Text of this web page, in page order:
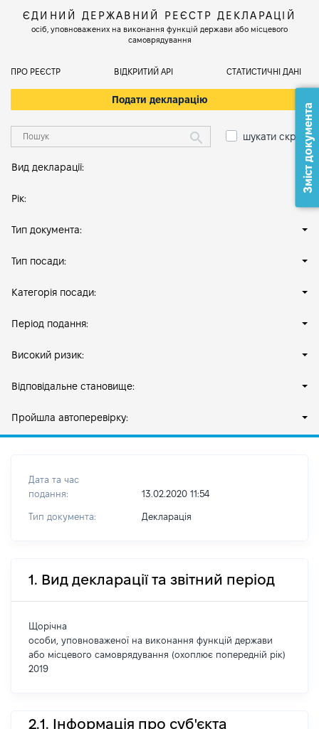
ЄДИНИЙ ДЕРЖАВНИЙ РЕЄСТР ДЕКЛАРАЦІЙ
осіб, уповноважених на виконання функцій держави або місцевого
самоврядування
ПРО РЕЄСТР ВІДКРИТИЙ АРІ СТАТИСТИЧНІ ДАНІ
Подати декларацію
шукати скрізь
Вид декларації:
Рік:
Тип документа:
Тип посади:
Категорія посади:
Період подання:
Високий ризик:
Відповідальне становище:
Пройшла автоперевірку:
Дата та час
подання:
13.02.2020 11:54
Тип документа: Декларація
1. Вид декларації та звітний період
Щорічна
особи, уповноваженої на виконання функцій держави
або місцевого самоврядування (охоплює попередній рік)
2019
2.1. Інформація про суб'єкта
Зміст документа